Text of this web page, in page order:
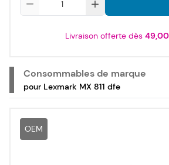
Livraison offerte dès
Consommables de marque
pour Lexmark MX 811 dfe
OEM